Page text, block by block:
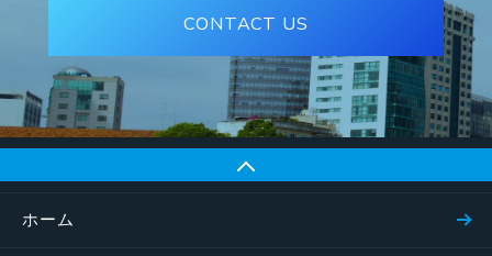
CONTACT US
ホーム